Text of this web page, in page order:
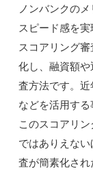
ノンバンクの
スピード感を
スコアリング
化し、融資額
査方法です。
などを活用する
このスコアリ
ではありえな
査が簡素化さ